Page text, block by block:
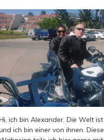
ich bin Alexander. Die Welt
ich bin einer von ihnen.